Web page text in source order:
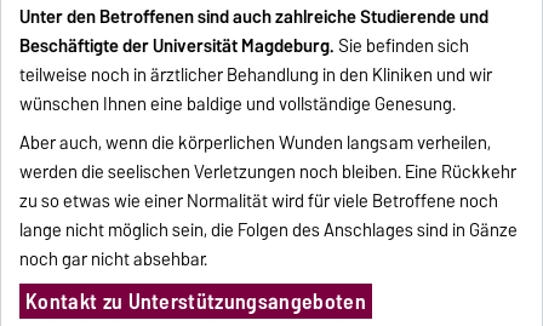
Unter den Betroffenen sind auch zahlreiche Studierende und
Beschäftigte der Universität Magdeburg. Sie befinden sich
teilweise noch in ärztlicher Behandlung in den Kliniken und wir
wünschen Ihnen eine baldige und vollständige Genesung.
Aber auch, wenn die körperlichen Wunden langsam verheilen,
werden die seelischen Verletzungen noch bleiben. Eine Rückkehr
zu so etwas wie einer Normalität wird für viele Betroffene noch
lange nicht möglich sein, die Folgen des Anschlages sind in Gänze
noch gar nicht absehbar.
Kontakt zu Unterstützungsangeboten